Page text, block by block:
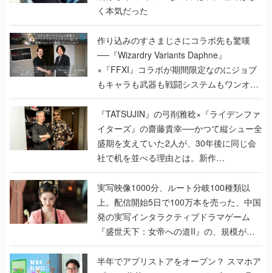
──『Wizardry Variants Daphne』
×『FFXI』コラボが期間限定なのにジョブ
もキャラも武器も戦闘システムもワンオフ
で作り込まれた理由を両ディレクターに聞
く
『TATSUJIN』の弓削雅稔×『ライデンファ
イターズ』の齋藤貴幸──かつて縦シュー全
盛期を支えていた2人が、30年後に同じ会
社で机を並べる理由とは。新作
『TATSUJIN EXTREME』で初タッグを組
んだレジェンド2人に訊く開発秘話
実写映像1000分、ルート分岐100種類以
上。配信開始5日で100万本を売った、中国
発の実写インタラクティブドラマゲーム
『盛世天下：女帝への道II』の、規模が違
うこだわりをプロデューサーに聞いた
半年でアプリストアをオープン？ スマホア
プリの“代替ストア”として、わずか6ヵ月で
国内向けローンチを行った発見型ストア
『あっぷアリーナ！』仕掛け人に話を聞い